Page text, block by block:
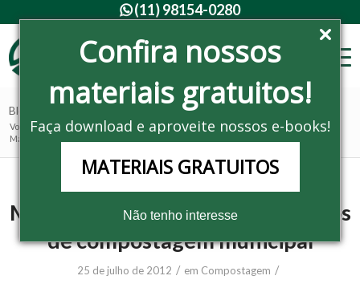
Confira nossos
materiais gratuitos!
Faça download e aproveite nossos e-books!
MATERIAIS GRATUITOS
Não tenho interesse
(11) 98154-0280
Blog - Últimas notícias
Você está aqui: Home / Noticias / Compostagem
/
Master Ambiental elabora projetos de compostagem municipal
Master Ambiental elabora projetos
de compostagem municipal
25 de julho de 2012 / em Compostagem /